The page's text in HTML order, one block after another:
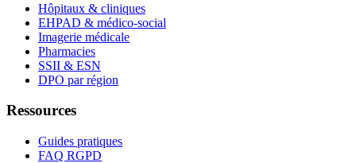
Hôpitaux & cliniques
EHPAD & médico-social
Imagerie médicale
Pharmacies
SSII & ESN
DPO par région
Ressources
Guides pratiques
FAQ RGPD